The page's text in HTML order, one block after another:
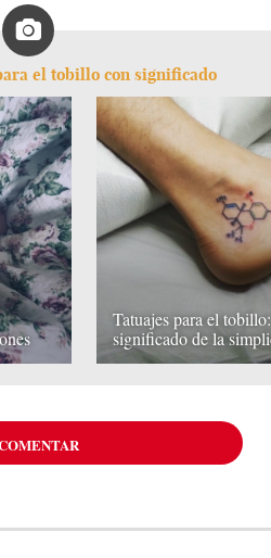
el tobillo con significado
Tatuajes para el
significado de la